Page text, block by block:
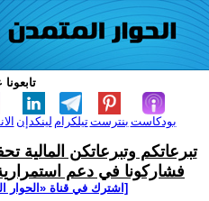
لينكدإن تيلكرامبنترست بودكاست
تبرعاتكم وتبرعاتكن المالية
فشاركونا في دعم
[اشترك في قناة ‫«الحوار